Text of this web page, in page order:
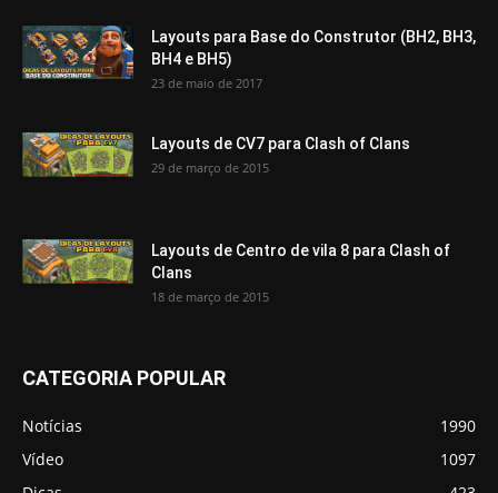
Layouts para Base do Construtor (BH2, BH3,
BH4 e BH5)
23 de maio de 2017
Layouts de CV7 para Clash of Clans
29 de março de 2015
Layouts de Centro de vila 8 para Clash of
Clans
18 de março de 2015
CATEGORIA POPULAR
Notícias
1990
Vídeo
1097